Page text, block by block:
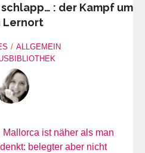
: der Kampf um
Lernort
ALLGEMEIN